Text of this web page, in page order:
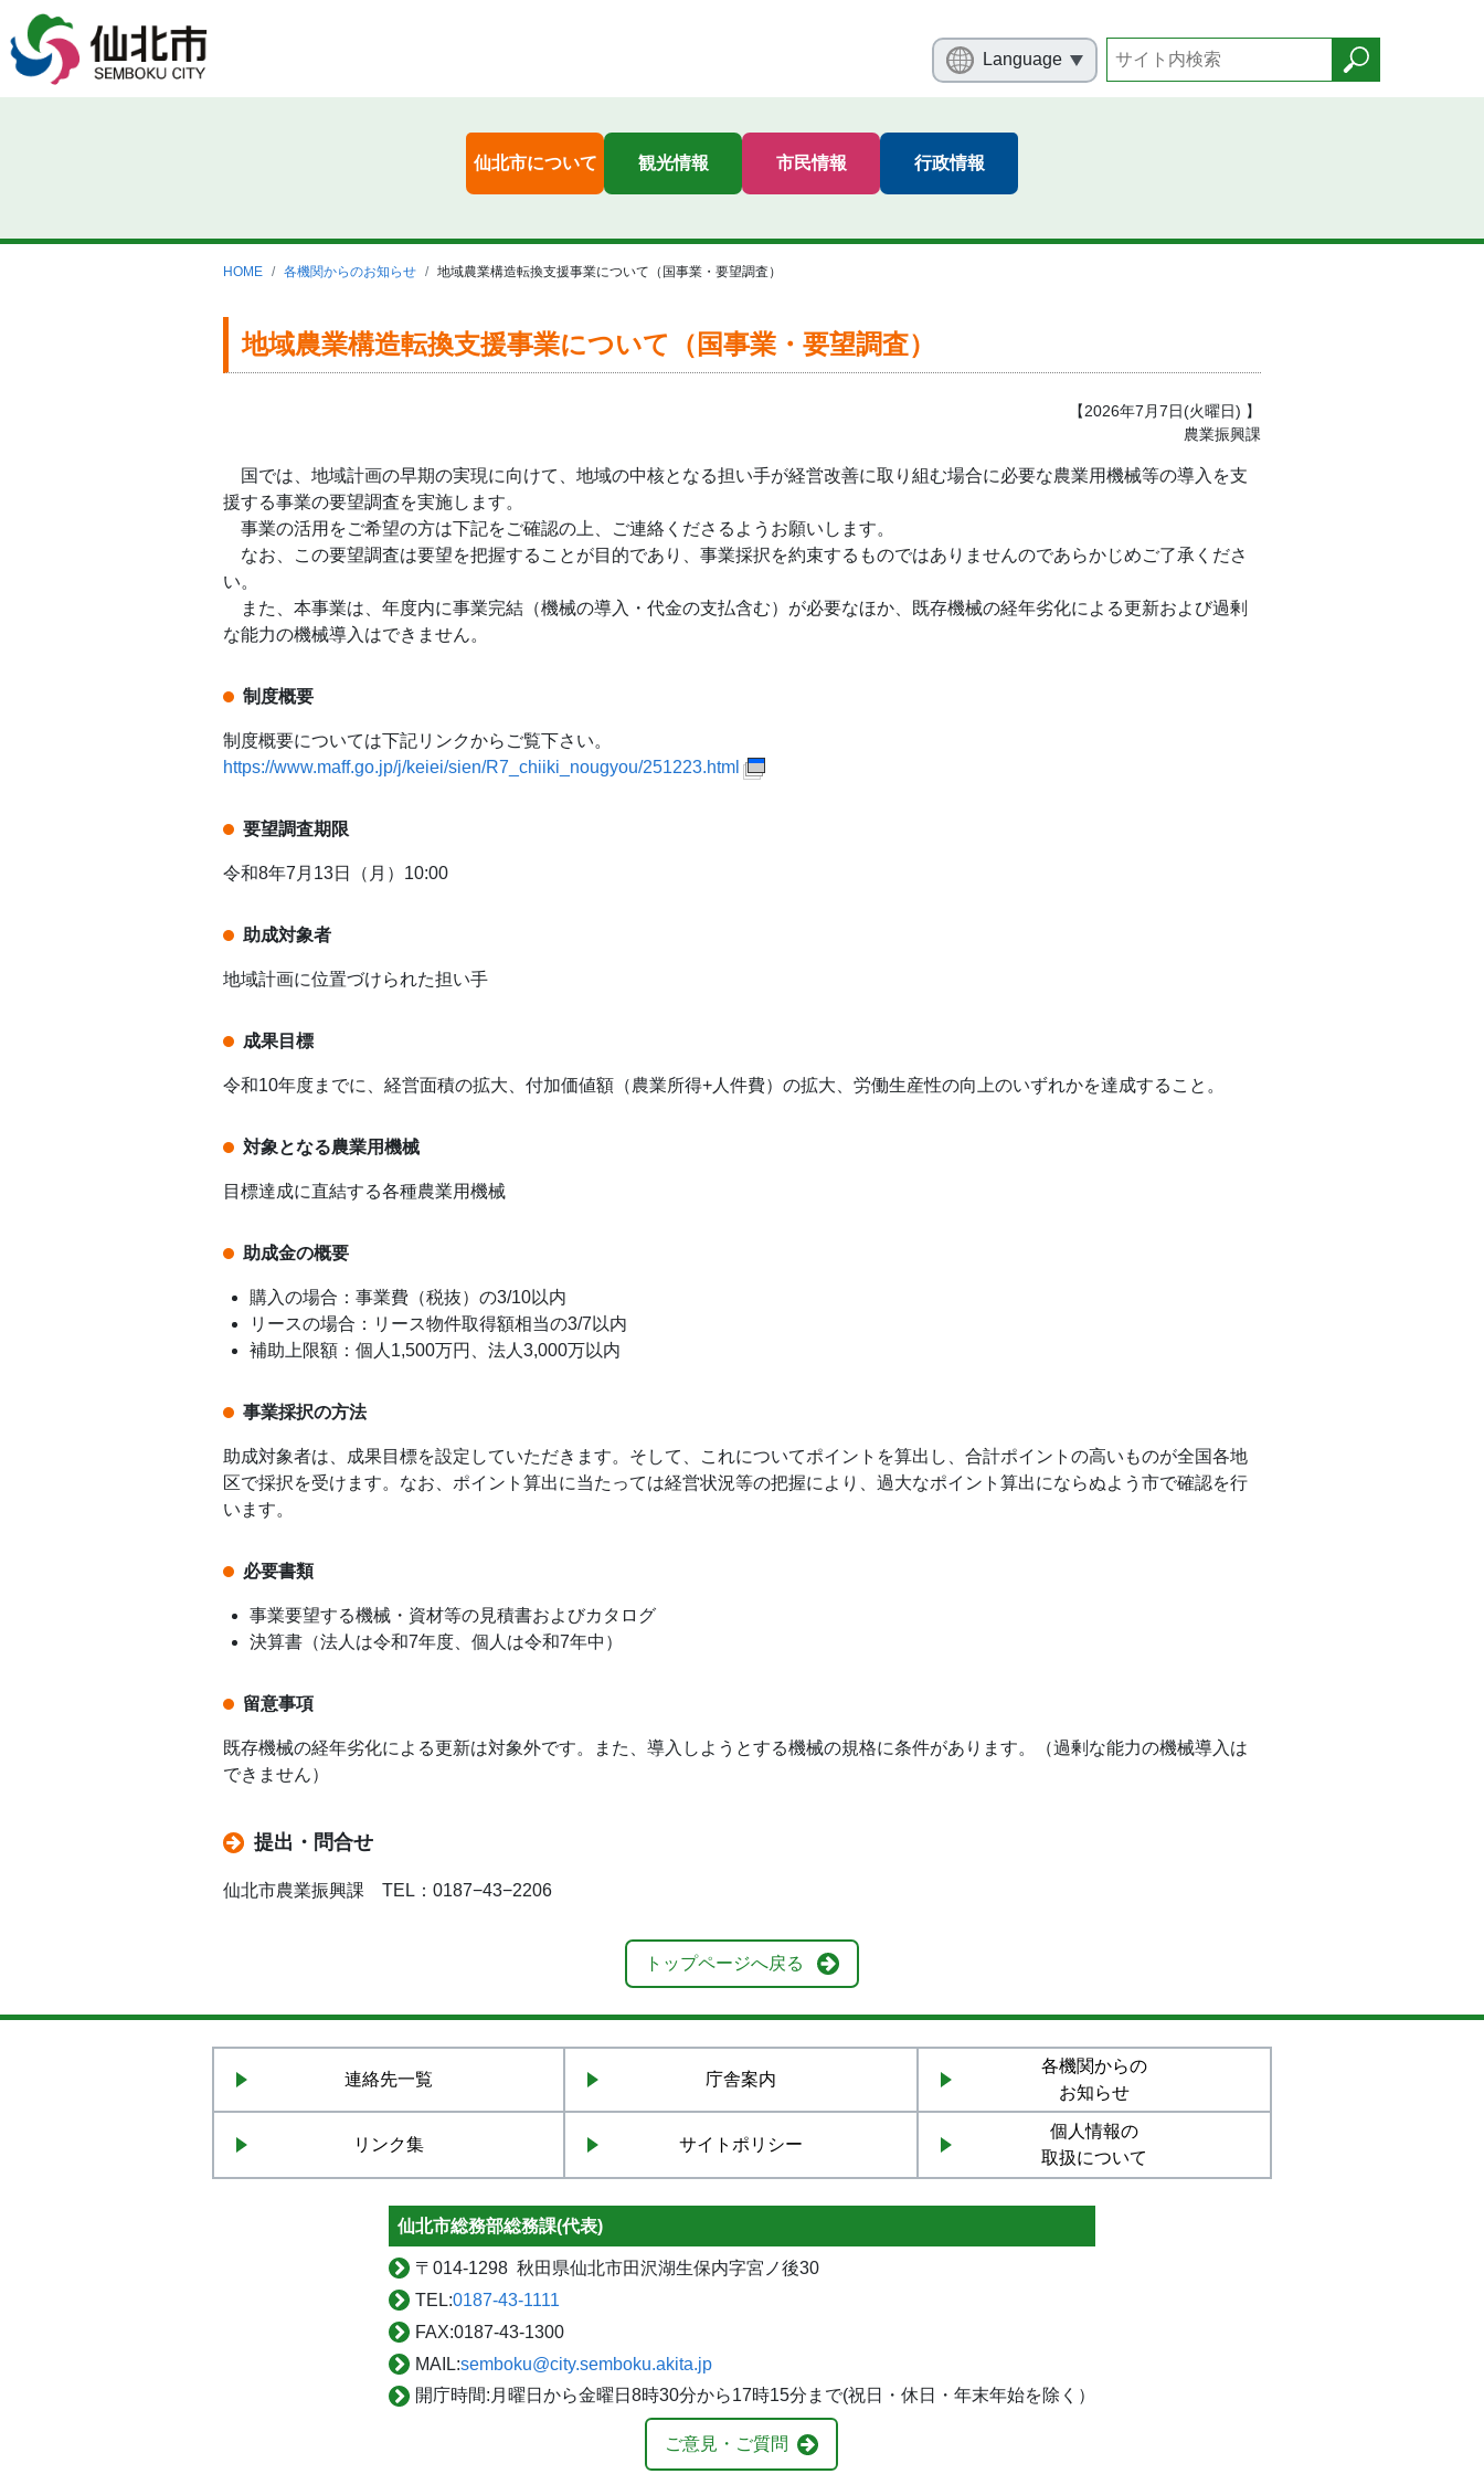
Language
仙北市について 観光情報 市民情報 行政情報
HOME 各機関からのお知らせ 地域農業構造転換支援事業について（国事業・要望調査）
地域農業構造転換支援事業について（国事業・要望調査）
【2026年7月7日(火曜日) 】
農業振興課
国では、地域計画の早期の実現に向けて、地域の中核となる担い手が経営改善に取り組む場合に必要な農業用機械等の導入を支
援する事業の要望調査を実施します。
事業の活用をご希望の方は下記をご確認の上、ご連絡くださるようお願いします。
なお、この要望調査は要望を把握することが目的であり、事業採択を約束するものではありませんのであらかじめご了承くださ
い。
また、本事業は、年度内に事業完結（機械の導入・代金の支払含む）が必要なほか、既存機械の経年劣化による更新および過剰
な能力の機械導入はできません。
制度概要
制度概要については下記リンクからご覧下さい。
https://www.maff.go.jp/j/keiei/sien/R7_chiiki_nougyou/251223.html
要望調査期限
令和8年7月13日（月）10:00
助成対象者
地域計画に位置づけられた担い手
成果目標
令和10年度までに、経営面積の拡大、付加価値額（農業所得+人件費）の拡大、労働生産性の向上のいずれかを達成すること。
対象となる農業用機械
目標達成に直結する各種農業用機械
助成金の概要
購入の場合：事業費（税抜）の3/10以内
リースの場合：リース物件取得額相当の3/7以内
補助上限額：個人1,500万円、法人3,000万以内
事業採択の方法
助成対象者は、成果目標を設定していただきます。そして、これについてポイントを算出し、合計ポイントの高いものが全国各地
区で採択を受けます。なお、ポイント算出に当たっては経営状況等の把握により、過大なポイント算出にならぬよう市で確認を行
います。
必要書類
事業要望する機械・資材等の見積書およびカタログ
決算書（法人は令和7年度、個人は令和7年中）
留意事項
既存機械の経年劣化による更新は対象外です。また、導入しようとする機械の規格に条件があります。（過剰な能力の機械導入は
できません）
提出・問合せ
仙北市農業振興課 TEL：0187−43−2206
トップページへ戻る
連絡先一覧 庁舎案内
各機関からの
お知らせ
リンク集 サイトポリシー
個人情報の
取扱について
仙北市総務部総務課(代表)
〒 014-1298 秋田県仙北市田沢湖生保内字宮ノ後30
TEL:0187-43-1111
FAX:0187-43-1300
MAIL:semboku@city.semboku.akita.jp
開庁時間: 月曜日から金曜日8時30分から17時15分まで(祝日・休日・年末年始を除く）
ご意見・ご質問